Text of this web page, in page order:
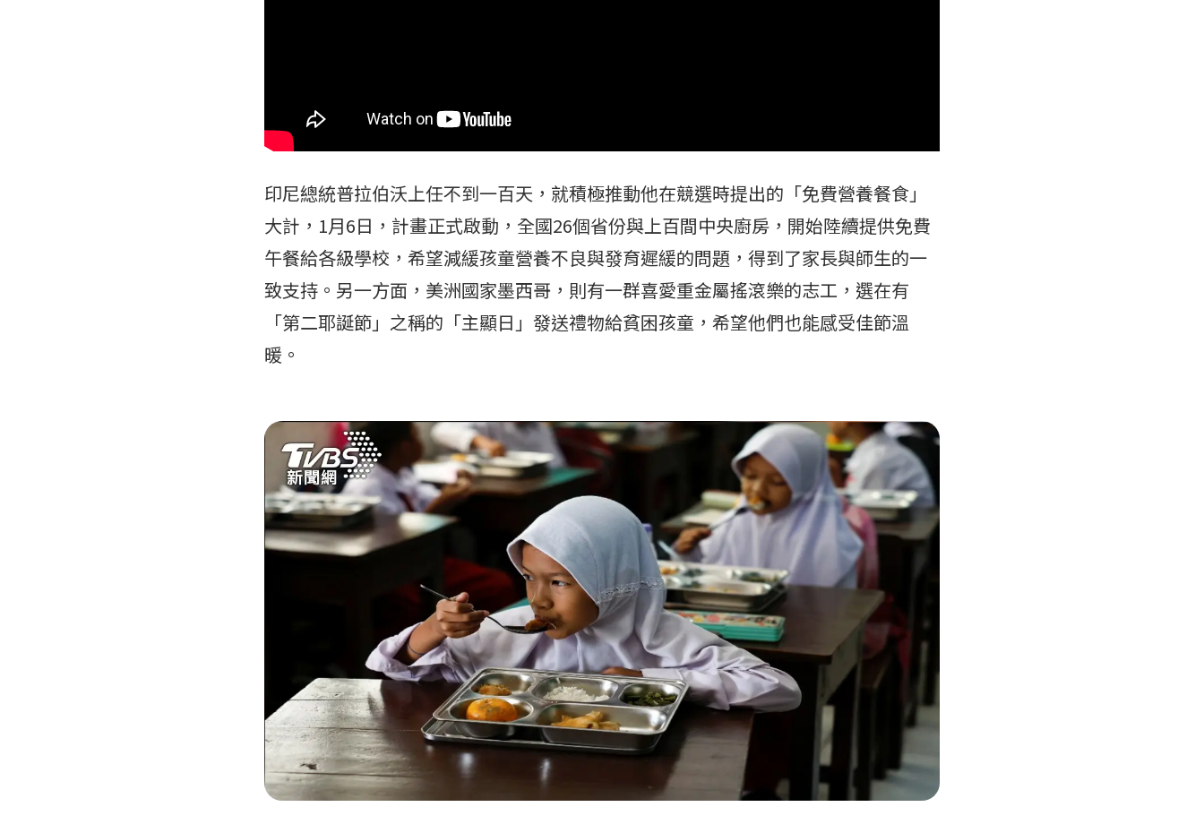
印尼總統普拉伯沃上任不到一百天，就積極推動他在競選時提出的「免費營養餐食」
大計，1月6日，計畫正式啟動，全國26個省份與上百間中央廚房，開始陸續提供免費
午餐給各級學校，希望減緩孩童營養不良與發育遲緩的問題，得到了家長與師生的一
致支持。另一方面，美洲國家墨西哥，則有一群喜愛重金屬搖滾樂的志工，選在有
「第二耶誕節」之稱的「主顯日」發送禮物給貧困孩童，希望他們也能感受佳節溫
暖。